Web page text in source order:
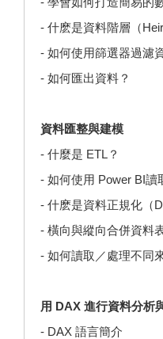
- 什麽是資料階層（
- 如何使用篩選器過濾
- 如何匯出資料？
資料匯整與建模
- 什麼是 ETL？
- 如何使用 Power BI讀
- 什麽是資料正規化（
- 橫向與縱向合併資料
- 如何讀取／處理不同
用 DAX 進行資料分析
- DAX 語言簡介